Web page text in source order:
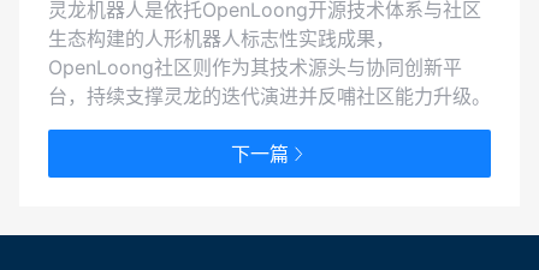
灵龙机器人是依托OpenLoong开源技术体系与社区
生态构建的人形机器人标志性实践成果，
OpenLoong社区则作为其技术源头与协同创新平
台，持续支撑灵龙的迭代演进并反哺社区能力升级。
下一篇